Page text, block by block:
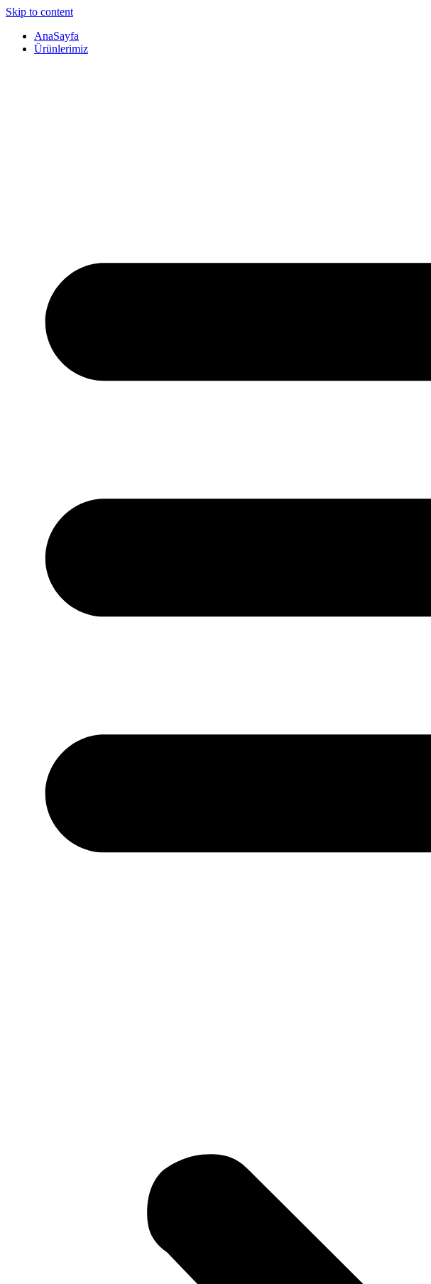
Skip to content
AnaSayfa
Ürünlerimiz